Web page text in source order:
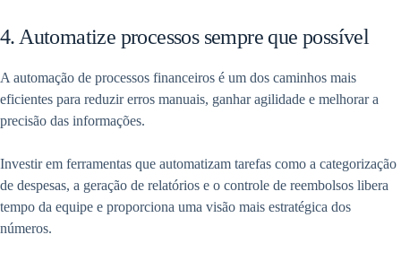
4. Automatize processos sempre que possível
A automação de processos financeiros é um dos caminhos mais
eficientes para reduzir erros manuais, ganhar agilidade e melhorar a
precisão das informações.
Investir em ferramentas que automatizam tarefas como a categorização
de despesas, a geração de relatórios e o controle de reembolsos libera
tempo da equipe e proporciona uma visão mais estratégica dos
números.